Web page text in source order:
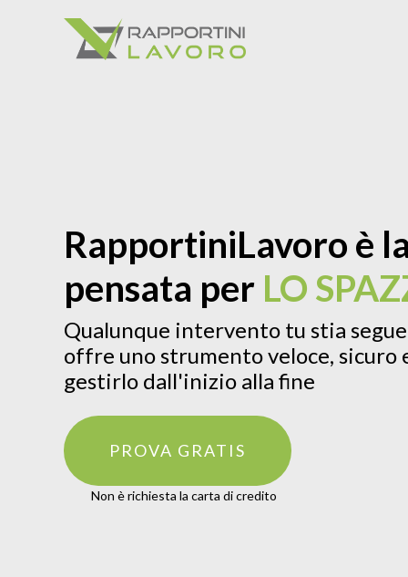
RapportiniLavoro è
pensata per LO
Qualunque intervento tu stia
offre uno strumento veloce, sicuro
gestirlo dall'inizio alla fine
PROVA GRATIS
Non è richiesta la carta di credito